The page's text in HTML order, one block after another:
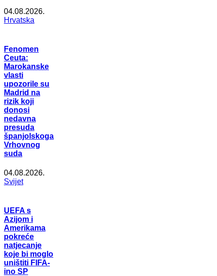
04.08.2026.
Hrvatska
Fenomen
Ceuta:
Marokanske
vlasti
upozorile su
Madrid na
rizik koji
donosi
nedavna
presuda
španjolskoga
Vrhovnog
suda
04.08.2026.
Svijet
UEFA s
Azijom i
Amerikama
pokreće
natjecanje
koje bi moglo
uništiti FIFA-
ino SP